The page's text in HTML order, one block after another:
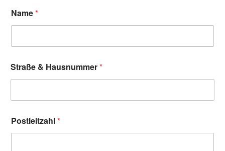
Name*
Straße & Hausnummer*
Postleitzahl*